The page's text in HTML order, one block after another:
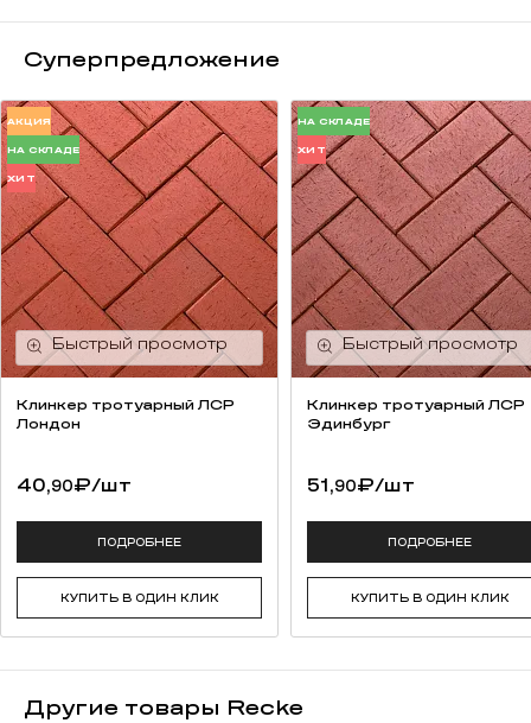
Суперпредложение
АКЦИЯ
НА СКЛАДЕ
ХИТ
Клинкер тротуарный ЛСР
Лондон
40,90₽/шт
ПОДРОБНЕЕ
КУПИТЬ В ОДИН КЛИК
НА СКЛАДЕ
ХИТ
Клинкер тротуарный ЛСР
Эдинбург
51,90₽/шт
ПОДРОБНЕЕ
КУПИТЬ В ОДИН КЛИК
Другие товары Recke